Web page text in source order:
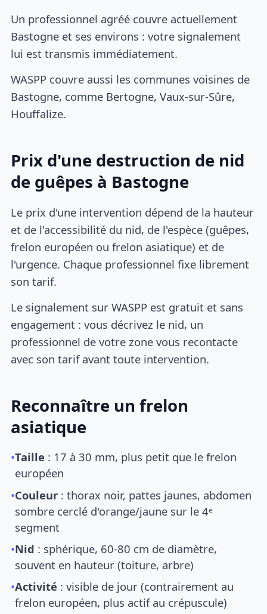
Un professionnel agréé couvre actuellement
Bastogne et ses environs : votre signalement
lui est transmis immédiatement.
WASPP couvre aussi les communes voisines de
Bastogne, comme Bertogne, Vaux-sur-Sûre,
Houffalize.
Prix d'une destruction de nid
de guêpes à Bastogne
Le prix d'une intervention dépend de la hauteur
et de l'accessibilité du nid, de l'espèce (guêpes,
frelon européen ou frelon asiatique) et de
l'urgence. Chaque professionnel fixe librement
son tarif.
Le signalement sur WASPP est gratuit et sans
engagement : vous décrivez le nid, un
professionnel de votre zone vous recontacte
avec son tarif avant toute intervention.
Reconnaître un frelon
asiatique
•Taille : 17 à 30 mm, plus petit que le frelon
européen
•Couleur : thorax noir, pattes jaunes, abdomen
sombre cerclé d'orange/jaune sur le 4ᵉ
segment
•Nid : sphérique, 60-80 cm de diamètre,
souvent en hauteur (toiture, arbre)
•Activité : visible de jour (contrairement au
frelon européen, plus actif au crépuscule)